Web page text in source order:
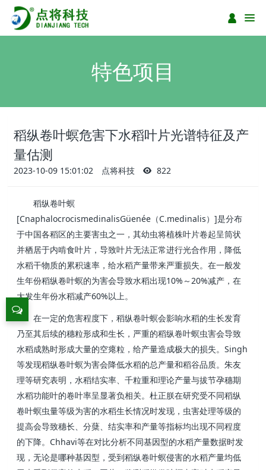
特色项目
稻纵卷叶螟危害下水稻叶片光谱特征及产
量估测
2023-10-09 15:01:02 点将科技 822
稻纵卷叶螟
[CnaphalocrocismedinalisGüenée （ C.medinalis ）]是分布
于中国各稻区的主要害虫之一，其幼虫将植株叶片卷起呈筒状
并栖居于内啃食叶片，导致叶片无法正常进行光合作用，降低
水稻干物质的累积速率，给水稻产量带来严重损失。在一般发
生年份稻纵卷叶螟的为害会导致水稻出现10% ～20%减产，在
大发生年份水稻减产60% 以上。
在一定的危害程度下，稻纵卷叶螟会影响水稻的生长发育
乃至其后续的穗粒形成和生长，严重的稻纵卷叶螟虫害会导致
水稻成熟时形成大量的空瘪粒，给产量造成极大的损失。Singh
等发现稻纵卷叶螟为害会降低水稻的总产量和稻谷品质。朱友
理等研究表明，水稻结实率、千粒重和理论产量与拔节孕穗期
水稻功能叶的卷叶率呈显著负相关。杜正朕在研究受不同稻纵
卷叶螟虫量等级为害的水稻生长情况时发现，虫害处理等级的
提高会导致穗长、分蘖、结实率和产量等指标均出现不同程度
的下降。 Chhavi等在对比分析不同基因型的水稻产量数据时发
现，无论是哪种基因型，受到稻纵卷叶螟侵害的水稻产量均低